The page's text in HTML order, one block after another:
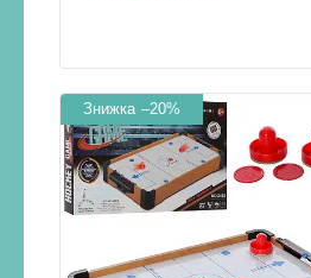
–20%